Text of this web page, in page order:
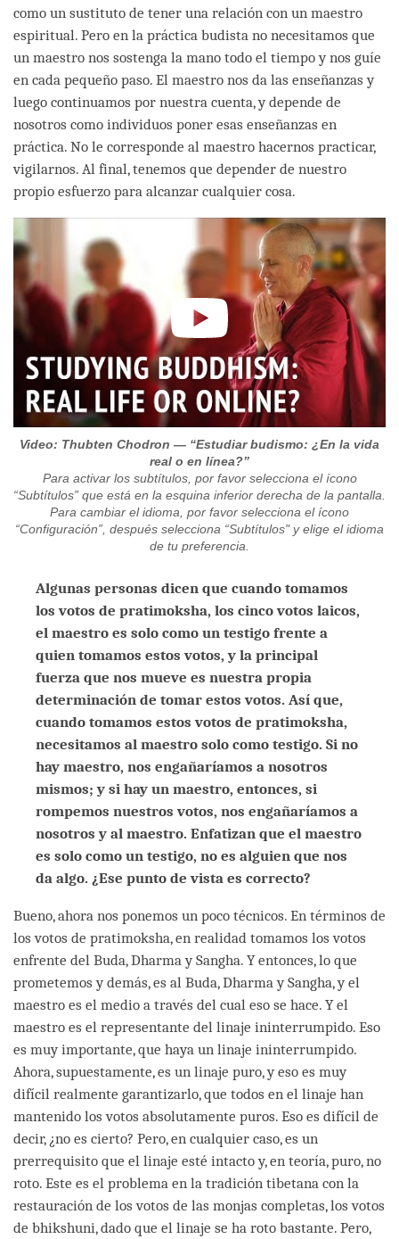
como un sustituto de tener una relación con un maestro
espiritual. Pero en la práctica budista no necesitamos que
un maestro nos sostenga la mano todo el tiempo y nos guíe
en cada pequeño paso. El maestro nos da las enseñanzas y
luego continuamos por nuestra cuenta, y depende de
nosotros como individuos poner esas enseñanzas en
práctica. No le corresponde al maestro hacernos practicar,
vigilarnos. Al final, tenemos que depender de nuestro
propio esfuerzo para alcanzar cualquier cosa.
Video: Thubten Chodron — “Estudiar budismo: ¿En la vida
real o en línea?”
Para activar los subtítulos, por favor selecciona el ícono
“Subtítulos” que está en la esquina inferior derecha de la pantalla.
Para cambiar el idioma, por favor selecciona el ícono
“Configuración”, después selecciona “Subtítulos" y elige el idioma
de tu preferencia.
Algunas personas dicen que cuando tomamos
los votos de pratimoksha, los cinco votos laicos,
el maestro es solo como un testigo frente a
quien tomamos estos votos, y la principal
fuerza que nos mueve es nuestra propia
determinación de tomar estos votos. Así que,
cuando tomamos estos votos de pratimoksha,
necesitamos al maestro solo como testigo. Si no
hay maestro, nos engañaríamos a nosotros
mismos; y si hay un maestro, entonces, si
rompemos nuestros votos, nos engañaríamos a
nosotros y al maestro. Enfatizan que el maestro
es solo como un testigo, no es alguien que nos
da algo. ¿Ese punto de vista es correcto?
Bueno, ahora nos ponemos un poco técnicos. En términos de
los votos de pratimoksha, en realidad tomamos los votos
enfrente del Buda, Dharma y Sangha. Y entonces, lo que
prometemos y demás, es al Buda, Dharma y Sangha, y el
maestro es el medio a través del cual eso se hace. Y el
maestro es el representante del linaje ininterrumpido. Eso
es muy importante, que haya un linaje ininterrumpido.
Ahora, supuestamente, es un linaje puro, y eso es muy
difícil realmente garantizarlo, que todos en el linaje han
mantenido los votos absolutamente puros. Eso es difícil de
decir, ¿no es cierto? Pero, en cualquier caso, es un
prerrequisito que el linaje esté intacto y, en teoría, puro, no
roto. Este es el problema en la tradición tibetana con la
restauración de los votos de las monjas completas, los votos
de bhikshuni, dado que el linaje se ha roto bastante. Pero,